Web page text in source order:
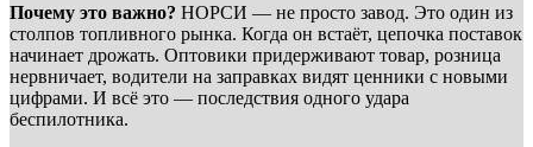
Почему это важно? НОРСИ — не просто завод. Это один из
столпов топливного рынка. Когда он встаёт, цепочка поставок
начинает дрожать. Оптовики придерживают товар, розница
нервничает, водители на заправках видят ценники с новыми
цифрами. И всё это — последствия одного удара
беспилотника.